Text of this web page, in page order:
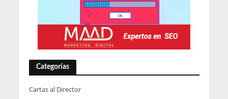
Categorías
Cartas al Director